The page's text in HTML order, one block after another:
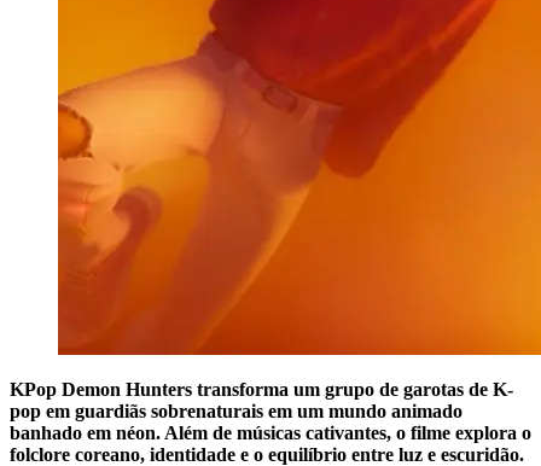
KPop Demon Hunters transforma um grupo de garotas de K-
pop em guardiãs sobrenaturais em um mundo animado
banhado em néon. Além de músicas cativantes, o filme explora o
folclore coreano, identidade e o equilíbrio entre luz e escuridão.